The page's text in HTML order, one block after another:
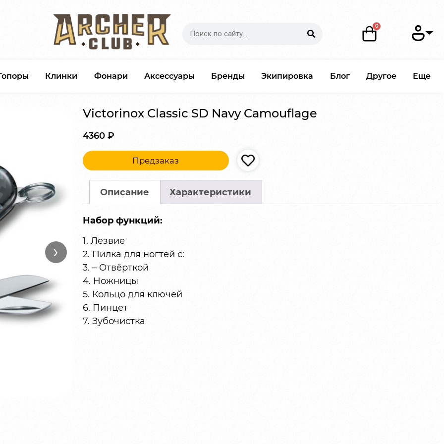
Клинки Фонари Аксессуары Бренды Экипировка Блог Другое Еще
›
Victorinox Classic SD Navy Camouflage
4360 ₽
Предзаказ
Описание Характеристики
Набор функций:
1. Лезвие
2. Пилка для ногтей с:
3. – Отвёрткой
4. Ножницы
5. Кольцо для ключей
6. Пинцет
7. Зубочистка